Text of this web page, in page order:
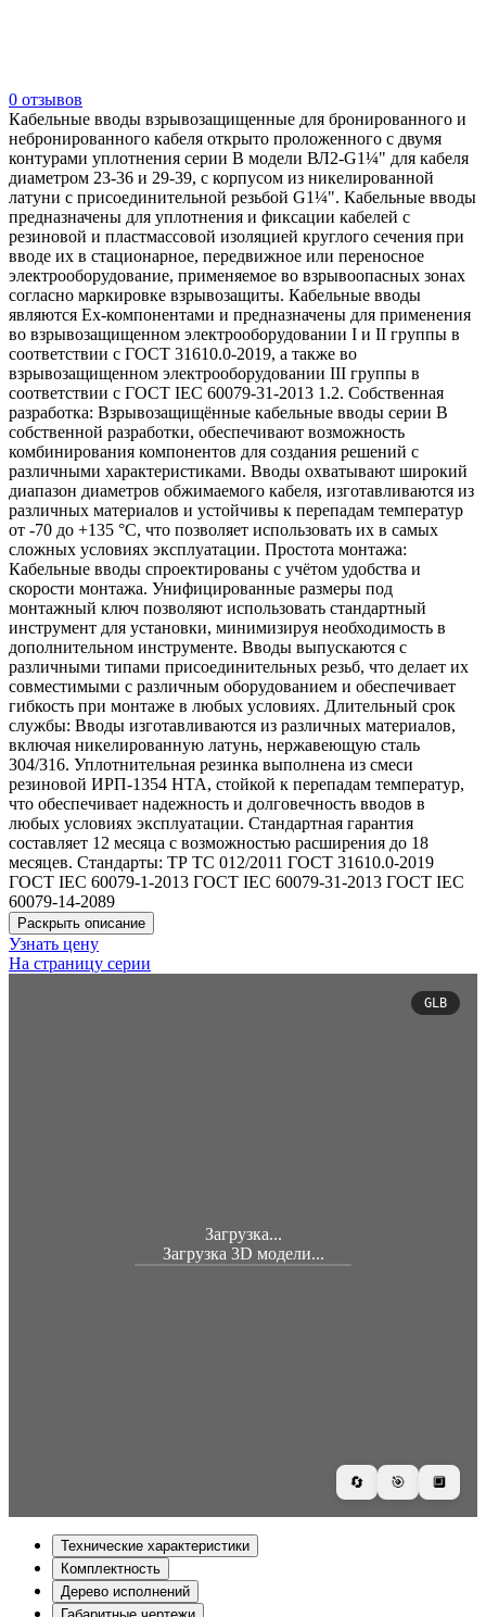
0 отзывов
Кабельные вводы взрывозащищенные для бронированного и
небронированного кабеля открыто проложенного с двумя
контурами уплотнения серии В модели ВЛ2-G1¼" для кабеля
диаметром 23-36 и 29-39, с корпусом из никелированной
латуни с присоединительной резьбой G1¼". Кабельные вводы
предназначены для уплотнения и фиксации кабелей с
резиновой и пластмассовой изоляцией круглого сечения при
вводе их в стационарное, передвижное или переносное
электрооборудование, применяемое во взрывоопасных зонах
согласно маркировке взрывозащиты. Кабельные вводы
являются Ех-компонентами и предназначены для применения
во взрывозащищенном электрооборудовании I и II группы в
соответствии с ГОСТ 31610.0-2019, а также во
взрывозащищенном электрооборудовании III группы в
соответствии с ГОСТ IEC 60079-31-2013 1.2. Собственная
разработка: Взрывозащищённые кабельные вводы серии В
собственной разработки, обеспечивают возможность
комбинирования компонентов для создания решений с
различными характеристиками. Вводы охватывают широкий
диапазон диаметров обжимаемого кабеля, изготавливаются из
различных материалов и устойчивы к перепадам температур
от -70 до +135 °C, что позволяет использовать их в самых
сложных условиях эксплуатации. Простота монтажа:
Кабельные вводы спроектированы с учётом удобства и
скорости монтажа. Унифицированные размеры под
монтажный ключ позволяют использовать стандартный
инструмент для установки, минимизируя необходимость в
дополнительном инструменте. Вводы выпускаются с
различными типами присоединительных резьб, что делает их
совместимыми с различным оборудованием и обеспечивает
гибкость при монтаже в любых условиях. Длительный срок
службы: Вводы изготавливаются из различных материалов,
включая никелированную латунь, нержавеющую сталь
304/316. Уплотнительная резинка выполнена из смеси
резиновой ИРП-1354 НТА, стойкой к перепадам температур,
что обеспечивает надежность и долговечность вводов в
любых условиях эксплуатации. Стандартная гарантия
составляет 12 месяца с возможностью расширения до 18
месяцев. Стандарты: ТР ТС 012/2011 ГОСТ 31610.0-2019
ГОСТ IEC 60079-1-2013 ГОСТ IEC 60079-31-2013 ГОСТ IEC
60079-14-2089
Раскрыть описание
Узнать цену
На страницу серии
Загрузка...
Загрузка 3D модели...
🔄 🎯 🔲
GLB
Технические характеристики
Комплектность
Дерево исполнений